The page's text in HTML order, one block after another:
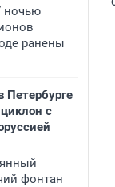
ночью
ранены
Петербурге
с
фонтан